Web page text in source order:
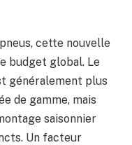
cette nouvelle
budget global. Le
généralement plus
de gamme, mais
saisonnier
Un facteur